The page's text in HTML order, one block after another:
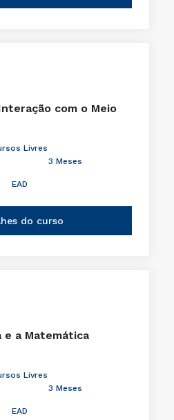
com o Meio
Livres
3 Meses
EAD
do curso
e a Matemática
Livres
3 Meses
EAD